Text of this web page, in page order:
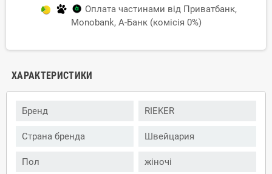
Оплата частинами від Приватбанк,
Monobank, А-Банк (комісія 0%)
ХАРАКТЕРИСТИКИ
Бренд RIEKER
Страна бренда Швейцария
Пол жіночі